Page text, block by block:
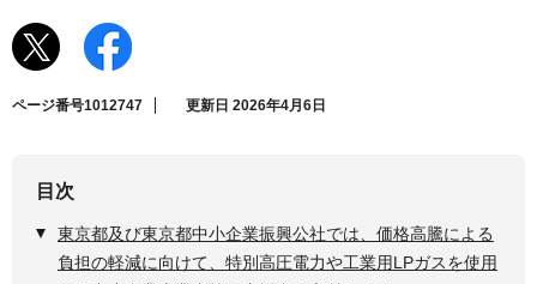
ページ番号1012747 更新日 2026年4月6日
目次
東京都及び東京都中小企業振興公社では、価格高騰による
負担の軽減に向けて、特別高圧電力や工業用LPガスを使用